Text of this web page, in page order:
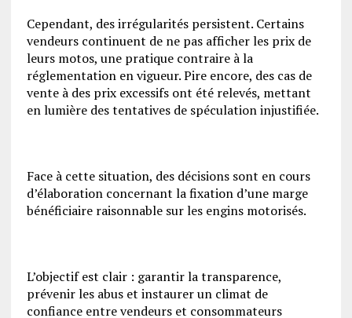
Cependant, des irrégularités persistent. Certains
vendeurs continuent de ne pas afficher les prix de
leurs motos, une pratique contraire à la
réglementation en vigueur. Pire encore, des cas de
vente à des prix excessifs ont été relevés, mettant
en lumière des tentatives de spéculation injustifiée.
Face à cette situation, des décisions sont en cours
d’élaboration concernant la fixation d’une marge
bénéficiaire raisonnable sur les engins motorisés.
L’objectif est clair : garantir la transparence,
prévenir les abus et instaurer un climat de
confiance entre vendeurs et consommateurs